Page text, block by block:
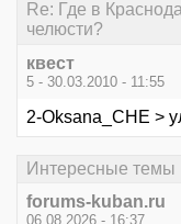
Re: Где в
челюсти?
квест
5 - 30.03.2010 - 11:55
2-Oksana_CHE >
Интересные темы
forums-kuban.ru
06.08.2026 - 16:37